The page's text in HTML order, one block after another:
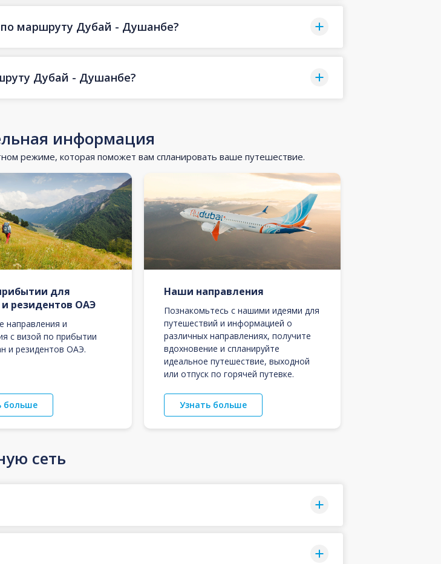
по маршруту Дубай - Душанбе?
Дубай - Душанбе?
информация
режиме, которая поможет вам спланировать ваше путешествие.
для
резидентов ОАЭ
направления и
с визой по прибытии
и резидентов ОАЭ.
больше
Наши направления
Познакомьтесь с нашими идеями для
путешествий и информацией о
различных направлениях, получите
вдохновение и спланируйте
идеальное путешествие, выходной
или отпуск по горячей путевке.
Узнать больше
сеть